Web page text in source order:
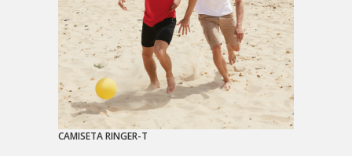
CAMISETA RINGER-T